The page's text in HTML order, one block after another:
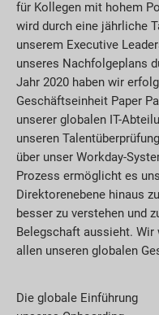
für Kollegen mit hohem
wird durch eine jährliche
unserem Executive
unseres Nachfolgeplans
Jahr 2020 haben wir
Geschäftseinheit Paper
unserer globalen IT-
unseren
über unser Workday-
Prozess ermöglicht es
Direktorenebene hinaus
besser zu verstehen und
Belegschaft aussieht. Wir
allen unseren globalen
Die globale Einführung